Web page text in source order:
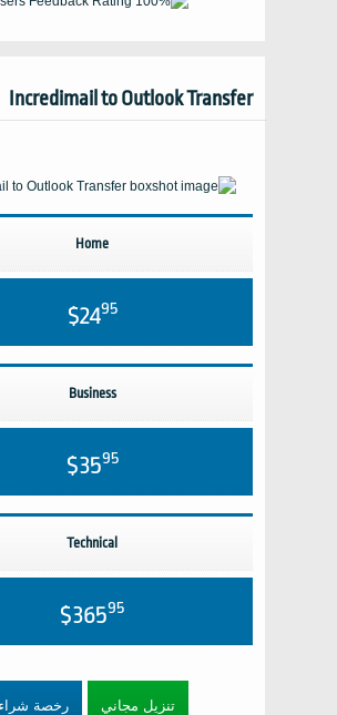
Incredimail to Outlook Transfer
Home
$2495
Business
$3595
Technical
$36595
تنزيل مجاني رخصة شراء